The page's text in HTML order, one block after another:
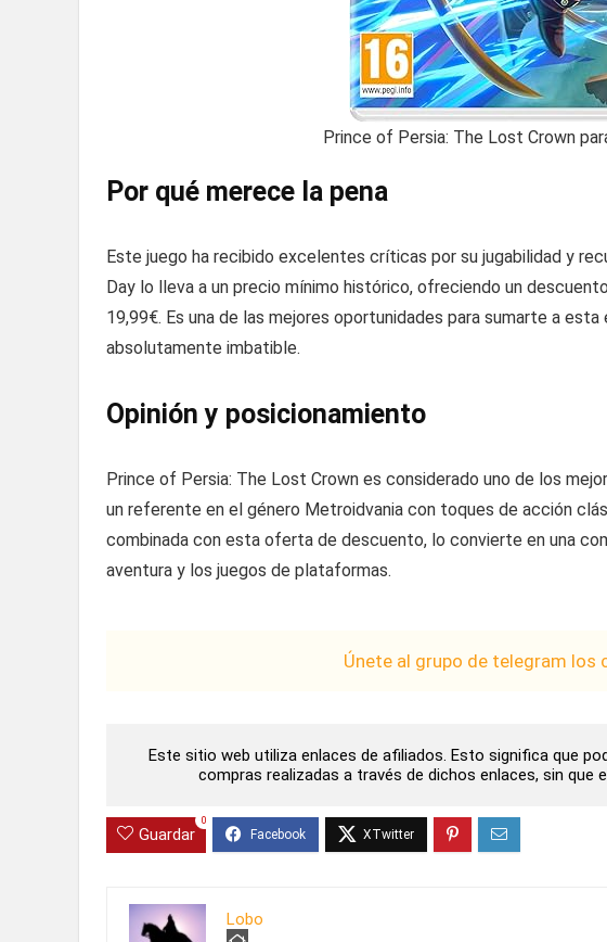
Prince of Persia: The Lost Crown
Por qué merece la pena
Este juego ha recibido excelentes críticas por su jugabilidad y
Day lo lleva a un precio mínimo histórico, ofreciendo un
19,99€. Es una de las mejores oportunidades para sumarte a
absolutamente imbatible.
Opinión y posicionamiento
Prince of Persia: The Lost Crown es considerado uno de los
un referente en el género Metroidvania con toques de acción
combinada con esta oferta de descuento, lo convierte en una
aventura y los juegos de plataformas.
Únete al grupo de telegram los
Este sitio web utiliza enlaces de afiliados. Esto significa que
compras realizadas a través de dichos enlaces, sin que
Guardar
0
Lobo